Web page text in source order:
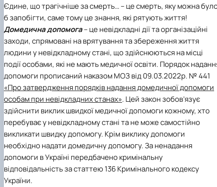
Єдине, що трагічніше за смерть… – це смерть, яку можна
б запобігти, саме тому це знання, які рятують життя!
Домедична допомога– це невідкладні дії та організаційні
заходи, спрямовані на врятування та збереження життя
людини у невідкладному стані, що здійснюються на місці
події особами, які не мають медичної освіти. Порядок
допомоги прописаний наказом МОЗ від 09.03.2022р. № 441
«Про затвердження порядків надання домедичної допомоги
особам при невідкладних станах». Цей закон зобов’язує
здійснити виклик швидкої медичної допомоги кожному, хто
перебуває у невідкладному стані та не може самостійно
викликати швидку допомогу. Крім виклику допомоги
необхідно надати домедичну допомогу. За ненадання
допомоги в Україні передбачено кримінальну
відповідальність за статтею 136 Кримінального кодексу
України.